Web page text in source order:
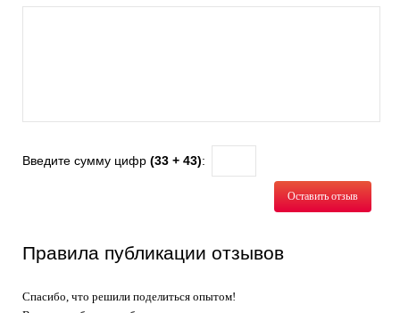
Введите сумму цифр (33 + 43):
Оставить отзыв
Правила публикации отзывов
Спасибо, что решили поделиться опытом!